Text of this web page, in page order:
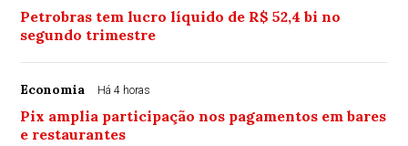
Petrobras tem lucro líquido de R$ 52,4 bi no
segundo trimestre
Economia Há 4 horas
Pix amplia participação nos pagamentos em bares
e restaurantes